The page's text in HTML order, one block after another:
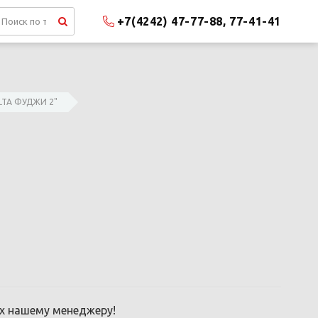
+7(4242) 47-77-88, 77-41-41
ФУДЖИ 2"
нашему менеджеру!